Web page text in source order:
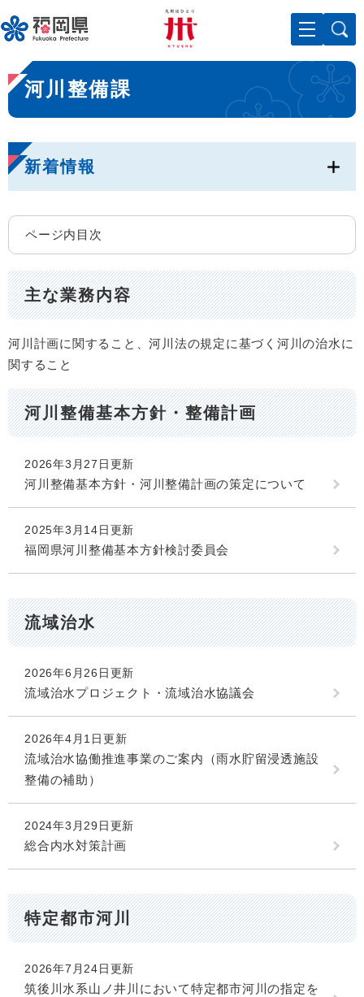
ー
ジ
先
頭
で
。
メニューを飛ばして本文へ
本
文
河川整備課
新着情報
ページ内目次
主な業務内容
河川計画に関すること、河川法の規定に基づく河川の治水に
関すること
河川整備基本方針・整備計画
2026年3月27日更新
河川整備基本方針・河川整備計画の策定について
2025年3月14日更新
福岡県河川整備基本方針検討委員会
流域治水
2026年6月26日更新
流域治水プロジェクト・流域治水協議会
2026年4月1日更新
流域治水協働推進事業のご案内（雨水貯留浸透施設
整備の補助）
2024年3月29日更新
総合内水対策計画
特定都市河川
2026年7月24日更新
筑後川水系山ノ井川において特定都市河川の指定を